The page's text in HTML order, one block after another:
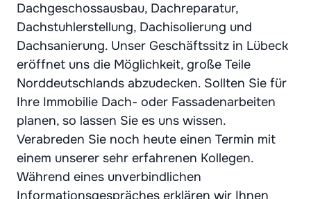
Dachgeschossausbau, Dachreparatur,
Dachstuhlerstellung, Dachisolierung und
Dachsanierung. Unser Geschäftssitz in Lübeck
eröffnet uns die Möglichkeit, große Teile
Norddeutschlands abzudecken. Sollten Sie für
Ihre Immobilie Dach- oder Fassadenarbeiten
planen, so lassen Sie es uns wissen.
Verabreden Sie noch heute einen Termin mit
einem unserer sehr erfahrenen Kollegen.
Während eines unverbindlichen
Informationsgespräches erklären wir Ihnen